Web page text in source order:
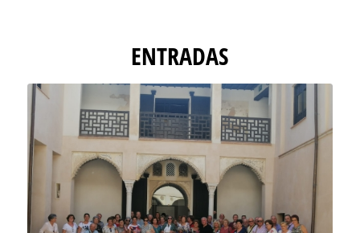
ENTRADAS